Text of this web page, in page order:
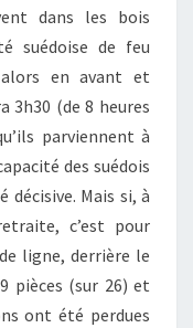
dans les bois
suédoise de feu
alors en avant et
3h30 (de 8 heures
parviennent à
des suédois
Mais si, à
c’est pour
ligne, derrière le
pièces (sur 26) et
ont été perdues